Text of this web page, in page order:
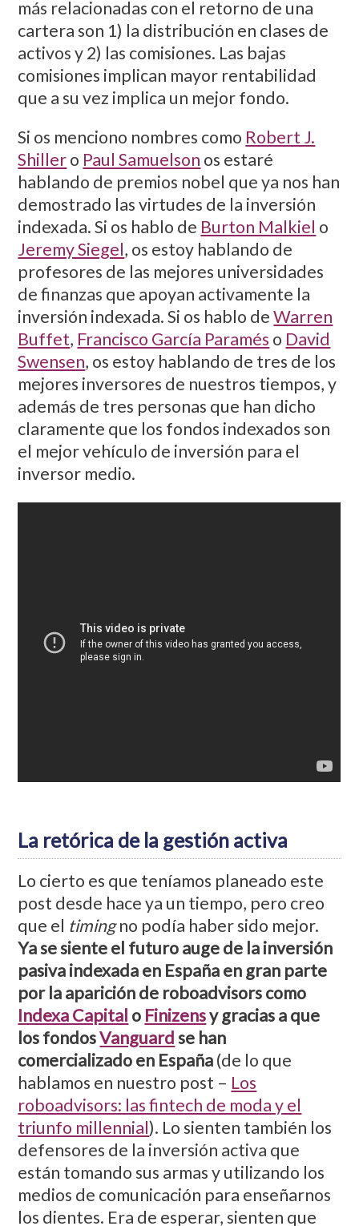
más relacionadas con el retorno de una
cartera son 1) la distribución en clases de
activos y 2) las comisiones. Las bajas
comisiones implican mayor rentabilidad
que a su vez implica un mejor fondo.
Si os menciono nombres como Robert J.
Shillero Paul Samuelson os estaré
hablando de premios nobel que ya nos han
demostrado las virtudes de la inversión
indexada. Si os hablo de Burton Malkiel o
Jeremy Siegel, os estoy hablando de
profesores de las mejores universidades
de finanzas que apoyan activamente la
inversión indexada. Si os hablo deWarren
Buffet, Francisco García Paramés o David
Swensen, os estoy hablando de tres de los
mejores inversores de nuestros tiempos, y
además de tres personas que han dicho
claramente que los fondos indexados son
el mejor vehículo de inversión para el
inversor medio.
La retórica de la gestión activa
Lo cierto es que teníamos planeado este
post desde hace ya un tiempo, pero creo
que el timingno podía haber sido mejor.
Ya se siente el futuro auge de la inversión
pasiva indexada en España en gran parte
por la aparición de roboadvisors como
Indexa Capital o Finizensy gracias a que
los fondosVanguardse han
comercializado en España(de lo que
hablamos en nuestro post – Los
roboadvisors: las fintech de moda y el
triunfo millennial). Lo sienten también los
defensores de la inversión activa que
están tomando sus armas y utilizando los
medios de comunicación para enseñarnos
los dientes. Era de esperar, sienten que